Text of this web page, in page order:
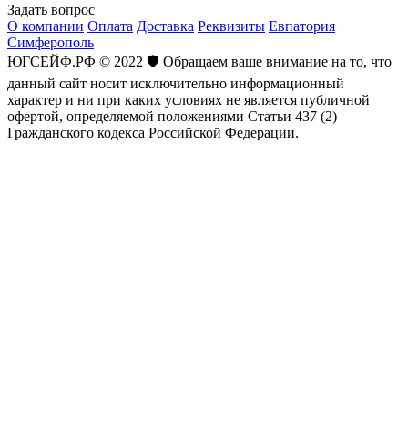
Задать вопрос
О компании Оплата Доставка Реквизиты Евпатория
Симферополь
ЮГСЕЙФ.РФ © 2022 🛡️ Обращаем ваше внимание на то, что
данный сайт носит исключительно информационный
характер и ни при каких условиях не является публичной
офертой, определяемой положениями Статьи 437 (2)
Гражданского кодекса Российской Федерации.